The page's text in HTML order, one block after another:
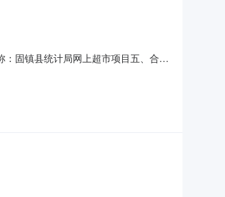
固镇县统计局网上超市项目五、合同
92.00规格型